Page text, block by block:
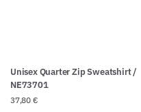
Unisex Quarter Zip Sweatshirt /
NE73701
37,80 €